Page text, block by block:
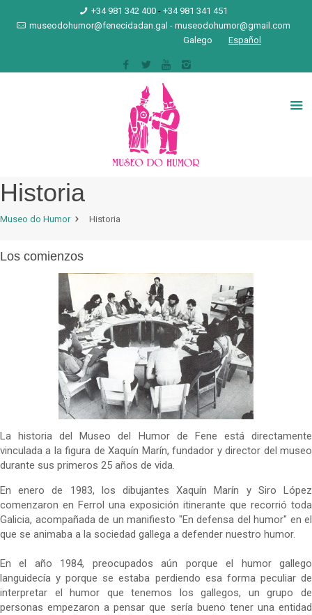
+34 981 342 400 -+34 981 341 451
museodohumor@fenecidadan.gal - museodohumor@gmail.com
Galego
Español
Historia
Museo do Humor Historia
Los comienzos
La historia del Museo del Humor de Fene está directamente
vinculada a la figura de Xaquín Marín, fundador y director del museo
durante sus primeros 25 años de vida.
En enero de 1983, los dibujantes Xaquín Marín y Siro López
comenzaron en Ferrol una exposición itinerante que recorrió toda
Galicia, acompañada de un manifiesto "En defensa del humor" en el
que se animaba a la sociedad gallega a defender nuestro humor.
En el año 1984, preocupados aún porque el humor gallego
languidecía y porque se estaba perdiendo esa forma peculiar de
interpretar el humor que tenemos los gallegos, un grupo de
personas empezaron a pensar que sería bueno tener una entidad